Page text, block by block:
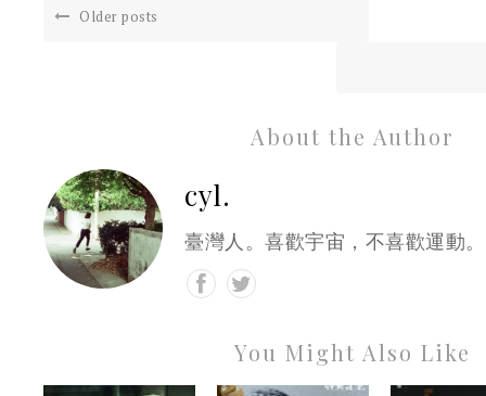
Older posts
About the Author
cyl.
臺灣人。喜歡宇宙，不喜歡運動
You Might Also Like